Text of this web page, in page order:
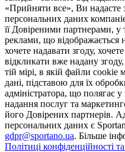
«Прийняти все», Ви надасте
персональних даних
її Довіреними партнерами, у
реклами, що
хочете надавати згоду,
відкликати вже надану
тій мірі, в якій файли cookie
дані, підставою для їх
адміністратора, що полягає у
надання послуг та
його Довірених партнерів.
персональних даних є
gdpr@sportano.ua. Більше
Політиці конфіденційності